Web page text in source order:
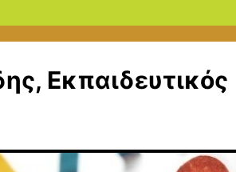
Εκπαιδευτικός